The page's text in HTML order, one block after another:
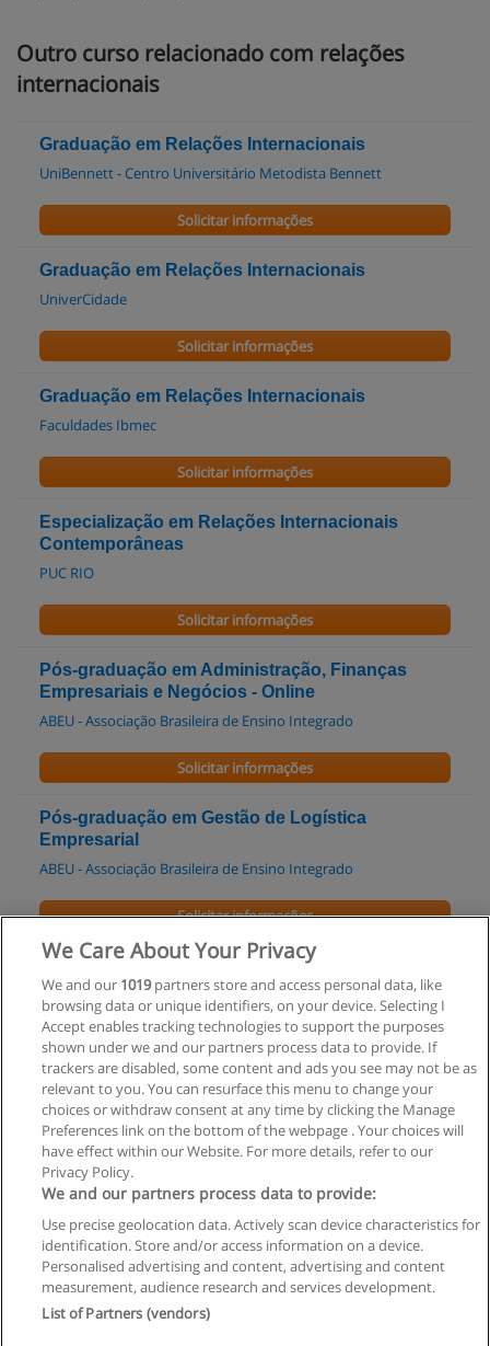
Outro curso relacionado com relações
internacionais
Graduação em Relações Internacionais
UniBennett - Centro Universitário Metodista Bennett
Solicitar informações
Graduação em Relações Internacionais
UniverCidade
Solicitar informações
Graduação em Relações Internacionais
Faculdades Ibmec
Solicitar informações
Especialização em Relações Internacionais
Contemporâneas
PUC RIO
Solicitar informações
Pós-graduação em Administração, Finanças
Empresariais e Negócios - Online
ABEU - Associação Brasileira de Ensino Integrado
Solicitar informações
Pós-graduação em Gestão de Logística
Empresarial
ABEU - Associação Brasileira de Ensino Integrado
Solicitar informações
Especialização em GED - Gestão Eletrônica de
Documentos
UNISUAM - Centro Universitário Augusto Motta
Solicitar informações
Regras de uso
Privacidade de dados
Entrar em contato com Educaedu
Copyright © Educaedu Business S.L. - CIF : B-95610580: -
We Care About Your Privacy
We and our 1019partners store and access personal data, like
browsing data or unique identifiers, on your device. Selecting I
Accept enables tracking technologies to support the purposes
shown under we and our partners process data to provide. If
trackers are disabled, some content and ads you see may not be as
relevant to you. You can resurface this menu to change your
choices or withdraw consent at any time by clicking the Manage
Preferences link on the bottom of the webpage . Your choices will
have effect within our Website. For more details, refer to our
Privacy Policy.
We and our partners process data to provide:
Use precise geolocation data. Actively scan device characteristics for
identification. Store and/or access information on a device.
Personalised advertising and content, advertising and content
measurement, audience research and services development.
List of Partners (vendors)